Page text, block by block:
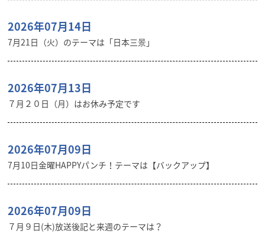
2026年07月14日
7月21日（火）のテーマは「日本三景」
2026年07月13日
７月２０日（月）はお休み予定です
2026年07月09日
7月10日金曜HAPPYパンチ！テーマは【バックアップ】
2026年07月09日
７月９日(木)放送後記と来週のテーマは？